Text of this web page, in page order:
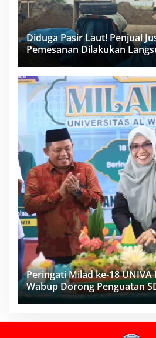
Diduga Pasir Laut! Penjual
Pemesanan Dilakukan
Peringati Milad ke-18
Wabup Dorong Penguatan
Menuju Indonesia Emas 2045